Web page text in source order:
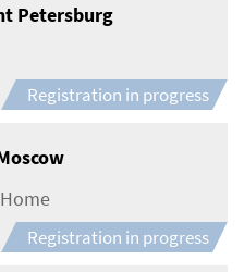
Petersburg
Registration in progress
Registration in progress